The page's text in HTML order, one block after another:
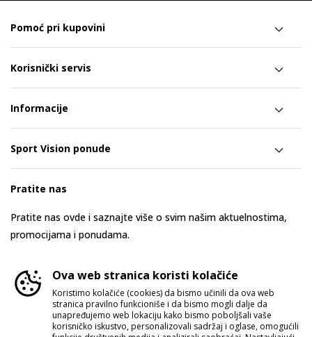
Pomoć pri kupovini
Korisnički servis
Informacije
Sport Vision ponude
Pratite nas
Pratite nas ovde i saznajte više o svim našim aktuelnostima,
promocijama i ponudama.
Ova web stranica koristi kolačiće
Koristimo kolačiće (cookies) da bismo učinili da ova web
stranica pravilno funkcioniše i da bismo mogli dalje da
unapređujemo web lokaciju kako bismo poboljšali vaše
korisničko iskustvo, personalizovali sadržaj i oglase, omogućili